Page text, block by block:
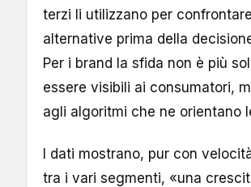
terzi li utilizzano per
alternative prima della
Per i brand la sfida non è più
essere visibili ai consumatori,
agli algoritmi che ne orientano
I dati mostrano, pur con
tra i vari segmenti, «una